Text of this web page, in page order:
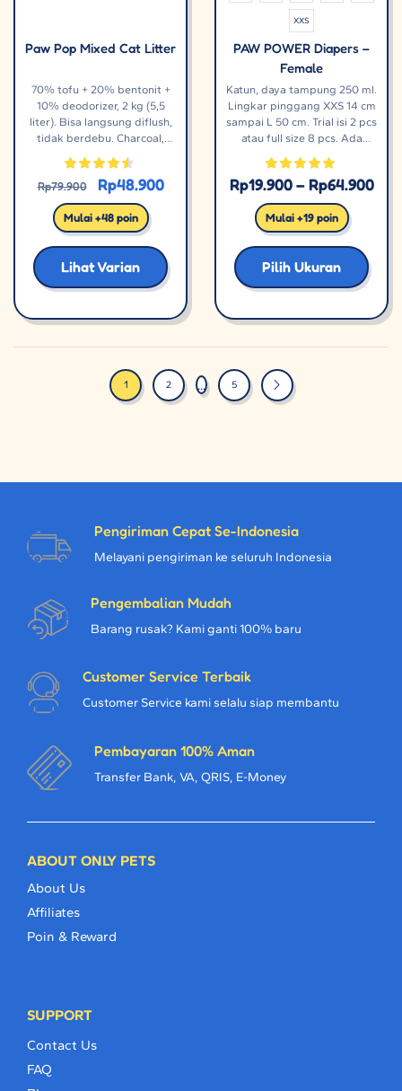
Paw Pop Mixed Cat Litter
70% tofu + 20% bentonit +
10% deodorizer, 2 kg (5,5
liter). Bisa langsung diflush,
tidak berdebu. Charcoal,
Greentea, Original, atau
Peach.
Rp79.900 Rp48.900
Mulai +48 poin
Lihat Varian
XXS
PAW POWER Diapers –
Female
Katun, daya tampung 250 ml.
Lingkar pinggang XXS 14 cm
sampai L 50 cm. Trial isi 2 pcs
atau full size 8 pcs. Ada
indikator penuh.
Rp19.900 – Rp64.900
Mulai +19 poin
Pilih Ukuran
1 2 … 5
Pengiriman Cepat Se-Indonesia
Melayani pengiriman ke seluruh Indonesia
Pengembalian Mudah
Barang rusak? Kami ganti 100% baru
Customer Service Terbaik
Customer Service kami selalu siap membantu
Pembayaran 100% Aman
Transfer Bank, VA, QRIS, E-Money
ABOUT ONLY PETS
About Us
Affiliates
Poin & Reward
SUPPORT
Contact Us
FAQ